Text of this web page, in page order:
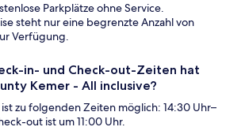
Parkplätze ohne Service.
steht nur eine begrenzte Anzahl von
Verfügung.
in- und Check-out-Zeiten hat
Kemer - All inclusive?
zu folgenden Zeiten möglich: 14:30 Uhr–
out ist um 11:00 Uhr.